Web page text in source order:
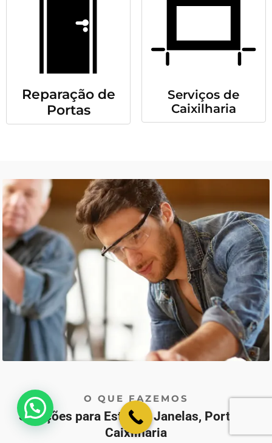
Reparação de
Portas
Serviços de
Caixilharia
O QUE FAZEMOS
Soluções para Estores, Janelas, Portas e
Caixilharia
💬 Como podemos ajudar?